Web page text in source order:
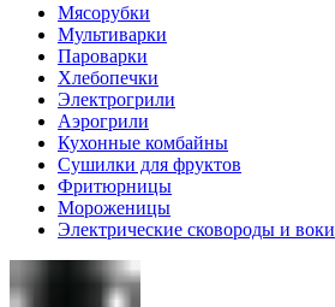
Мясорубки
Мультиварки
Пароварки
Хлебопечки
Электрогрили
Аэрогрили
Кухонные комбайны
Сушилки для фруктов
Фритюрницы
Мороженицы
Электрические сковороды и воки